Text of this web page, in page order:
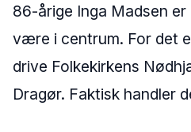
86-årige Inga Madsen
være i centrum. For det
drive Folkekirkens
Dragør. Faktisk handler